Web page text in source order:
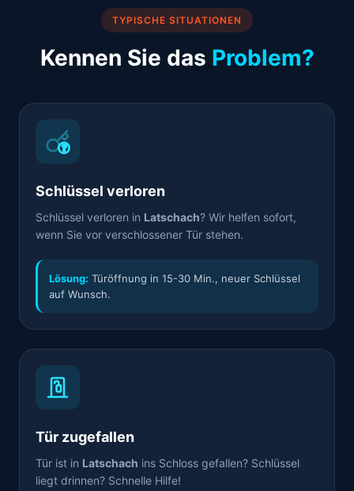
TYPISCHE SITUATIONEN
Kennen Sie das Problem?
Schlüssel verloren
Schlüssel verloren in Latschach? Wir helfen sofort,
wenn Sie vor verschlossener Tür stehen.
Lösung: Türöffnung in 15-30 Min., neuer Schlüssel
auf Wunsch.
Tür zugefallen
Tür ist in Latschach ins Schloss gefallen? Schlüssel
liegt drinnen? Schnelle Hilfe!